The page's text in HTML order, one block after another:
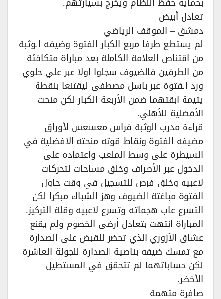
تعادل أبيض
دمشق – الموقف الرياضي
لم يستطع طرفا مربع الكبار الفتوة وضيفه الوثبة
من اقتناص العلامة الكاملة بعد مباراة متكافئة
من الطرفين فالضيوف سجلوا اولا عبر علي حلوي
ورد الفتوة عبر باسل مصطفى ليقتنعا بنقطة
يتيمة ابقتهما ضمن الأربعة الكبار لكن منحت
الأفضلية للأهلي.
قراءة مدرب الوثبة فراس معسعس لأوراق
مضيفه الفتوة ونقاط قوته منحته الافضلية في
السيطرة على وسط الملعب واعتماده على
الدخول عبر الأطراف وخلق مساحات لتحركات
لاعبيه وخلق فرص للتسجيل في وقت حاول
الفتوة مباغتة الضيوف وهز الشباك مبكرا لكن
التسرع عاب هجماته وتسرع لاعبيه وقلة التركيز.
المباراة انتهت بتعادل أرضى الخصوم ولم يقنع
عشاق الآزوري الذي تحضر للقبض على الصدارة
مع تمسك ضيفه بناصية الصدارة للجولة العاشرة
لكن حساباتهما لم تتحقق في المستطيل
الأخضر.
صافرة متهمة